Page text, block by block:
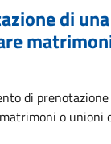
di
di
o unioni